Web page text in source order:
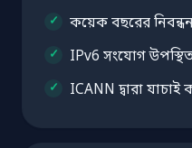
কয়েক বছরের
IPv6 সংযোগ
ICANN দ্বারা